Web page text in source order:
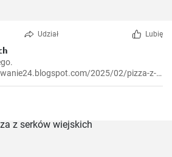
Udział Lubię
2025/02/pizza-z-